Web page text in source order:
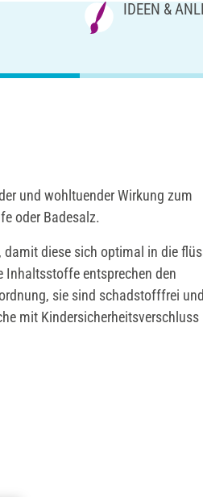
IDEEN &
und wohltuender Wirkung zum
oder Badesalz.
damit diese sich optimal in die
Inhaltsstoffe entsprechen den
sie sind schadstofffrei und
mit Kindersicherheitsverschluss